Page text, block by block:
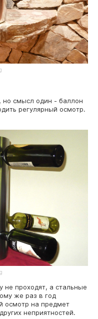
но смысл один - баллон
регулярный осмотр.
проходят, а стальные
же раз в год
осмотр на предмет
неприятностей.